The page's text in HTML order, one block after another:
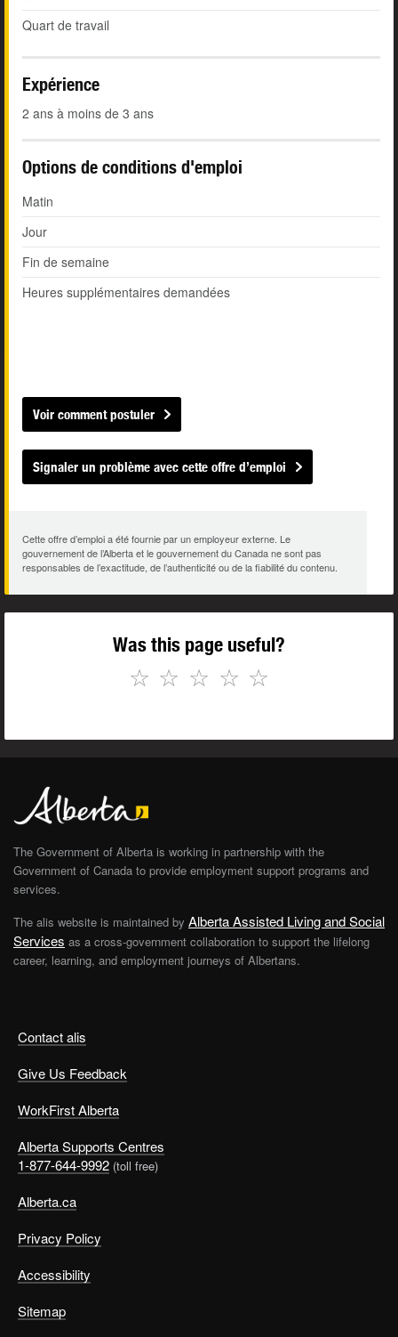
Quart de travail
Expérience
2 ans à moins de 3 ans
Options de conditions d'emploi
Matin
Jour
Fin de semaine
Heures supplémentaires demandées
Voir comment postuler
Signaler un problème avec cette offre d’emploi
Cette offre d’emploi a été fournie par un employeur externe. Le
gouvernement de l’Alberta et le gouvernement du Canada ne sont pas
responsables de l’exactitude, de l’authenticité ou de la fiabilité du contenu.
Was this page useful?
☆
☆
☆
☆
☆
Contact alis
Give Us Feedback
WorkFirst Alberta
Alberta Supports Centres
1-877-644-9992 (toll free)
Alberta.ca
Privacy Policy
Accessibility
Sitemap
The Government of Alberta is working in partnership with the
Government of Canada to provide employment support programs and
services.
The alis website is maintained by Alberta Assisted Living and Social
Services as a cross-government collaboration to support the lifelong
career, learning, and employment journeys of Albertans.